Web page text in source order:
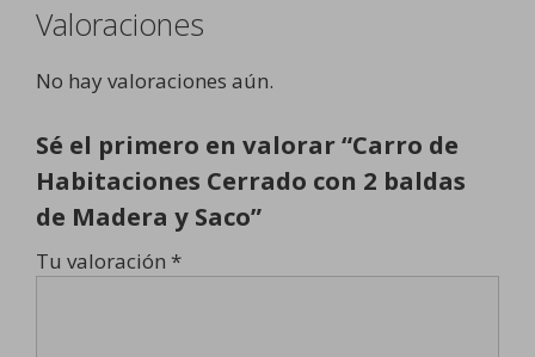
Valoraciones
No hay valoraciones aún.
Sé el primero en valorar “Carro de
Habitaciones Cerrado con 2 baldas
de Madera y Saco”
Tu valoración *